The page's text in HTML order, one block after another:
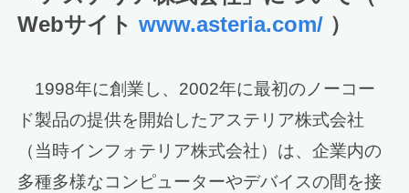
Webサイトwww.asteria.com/ ）
1998年に創業し、2002年に最初のノーコー
ド製品の提供を開始したアステリア株式会社
（当時インフォテリア株式会社）は、企業内の
多種多様なコンピューターやデバイスの間を接